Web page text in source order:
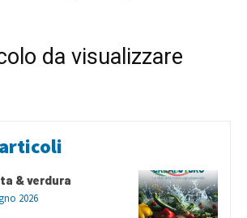
da visualizzare
& verdura
2026